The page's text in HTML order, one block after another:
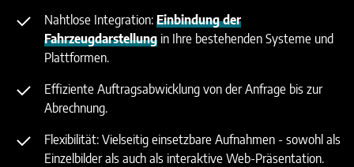
Nahtlose Integration: Einbindung der
Fahrzeugdarstellung in Ihre bestehenden Systeme und
Plattformen.
Effiziente Auftragsabwicklung von der Anfrage bis zur
Abrechnung.
Flexibilität: Vielseitig einsetzbare Aufnahmen - sowohl als
Einzelbilder als auch als interaktive Web-Präsentation.